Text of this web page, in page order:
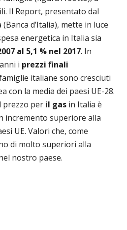
Il Report, presentato dal
d’Italia), mette in luce
energetica in Italia sia
al 5,1 % nel 2017. In
i prezzi finali
italiane sono cresciuti
con la media dei paesi UE-28.
prezzo per il gas in Italia è
incremento superiore alla
UE. Valori che, come
di molto superiori alla
nostro paese.